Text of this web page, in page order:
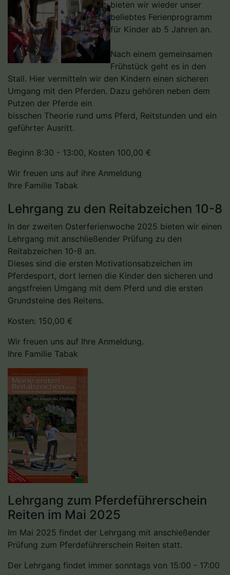
bieten wir wieder unser
beliebtes Ferienprogramm
für Kinder ab 5 Jahren an.
Nach einem gemeinsamen
Frühstück geht es in den
Stall. Hier vermitteln wir den Kindern einen sicheren
Umgang mit den Pferden. Dazu gehören neben dem
Putzen der Pferde ein
bisschen Theorie rund ums Pferd, Reitstunden und ein
geführter Ausritt.
Beginn 8:30 - 13:00, Kosten 100,00 €
Wir freuen uns auf ihre Anmeldung
Ihre Familie Tabak
Lehrgang zu den Reitabzeichen 10-8
In der zweiten Osterferienwoche 2025 bieten wir einen
Lehrgang mit anschließender Prüfung zu den
Reitabzeichen 10-8 an.
Dieses sind die ersten Motivationsabzeichen im
Pferdesport, dort lernen die Kinder den sicheren und
angstfreien Umgang mit dem Pferd und die ersten
Grundsteine des Reitens.
Kosten: 150,00 €
Wir freuen uns auf Ihre Anmeldung.
Ihre Familie Tabak
Lehrgang zum Pferdeführerschein
Reiten im Mai 2025
Im Mai 2025 findet der Lehrgang mit anschießender
Prüfung zum Pferdeführerschein Reiten statt.
Der Lehrgang findet immer sonntags von 15:00 - 17:00